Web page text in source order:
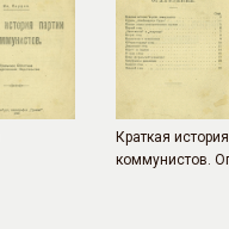
Краткая
коммунистов.